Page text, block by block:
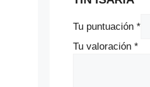
Tu puntuación *
Tu valoración *